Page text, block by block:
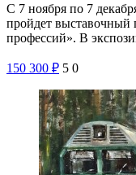
С 7 ноября по 7
пройдет выставочный
профессий». В
150 300 ₽ 5 0